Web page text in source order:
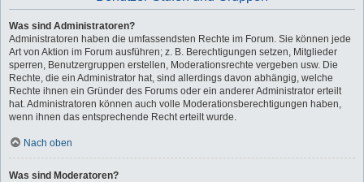
Was sind Administratoren?
Administratoren haben die umfassendsten Rechte im Forum. Sie können jede
Art von Aktion im Forum ausführen; z. B. Berechtigungen setzen, Mitglieder
sperren, Benutzergruppen erstellen, Moderationsrechte vergeben usw. Die
Rechte, die ein Administrator hat, sind allerdings davon abhängig, welche
Rechte ihnen ein Gründer des Forums oder ein anderer Administrator erteilt
hat. Administratoren können auch volle Moderationsberechtigungen haben,
wenn ihnen das entsprechende Recht erteilt wurde.
Nach oben
Was sind Moderatoren?